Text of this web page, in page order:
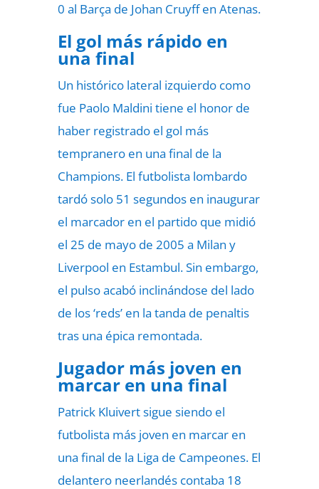
0 al Barça de Johan Cruyff en Atenas.
El gol más rápido en
una final
Un histórico lateral izquierdo como
fue Paolo Maldini tiene el honor de
haber registrado el gol más
tempranero en una final de la
Champions. El futbolista lombardo
tardó solo 51 segundos en inaugurar
el marcador en el partido que midió
el 25 de mayo de 2005 a Milan y
Liverpool en Estambul. Sin embargo,
el pulso acabó inclinándose del lado
de los ‘reds’ en la tanda de penaltis
tras una épica remontada.
Jugador más joven en
marcar en una final
Patrick Kluivert sigue siendo el
futbolista más joven en marcar en
una final de la Liga de Campeones. El
delantero neerlandés contaba 18